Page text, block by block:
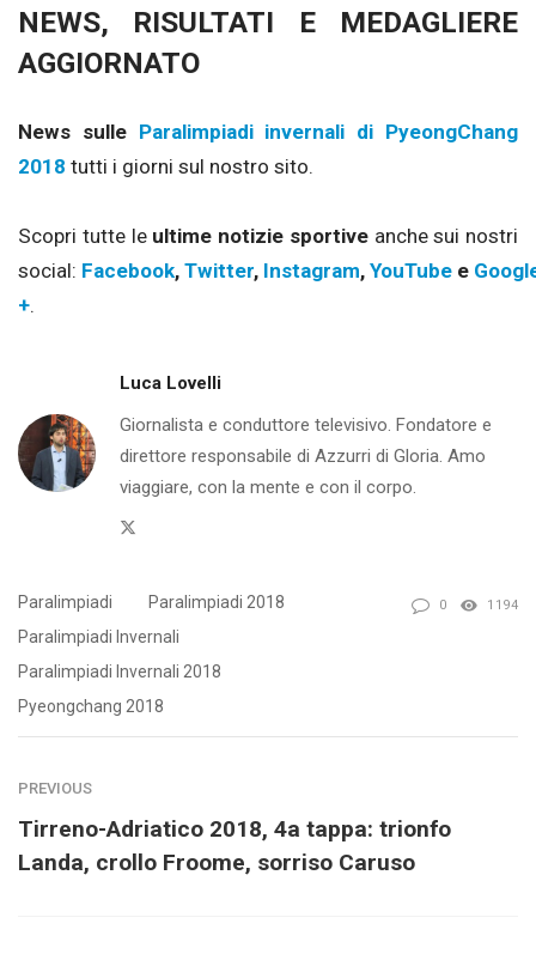
NEWS, RISULTATI E MEDAGLIERE
AGGIORNATO
News sulle Paralimpiadi invernali di PyeongChang
2018 tutti i giorni sul nostro sito.
Scopri tutte le ultime notizie sportiveanche sui nostri
social: Facebook, Twitter, Instagram, YouTube e
+.
Luca Lovelli
Giornalista e conduttore televisivo. Fondatore e
direttore responsabile di Azzurri di Gloria. Amo
viaggiare, con la mente e con il corpo.
Paralimpiadi
Paralimpiadi 2018
Paralimpiadi Invernali
Paralimpiadi Invernali 2018
Pyeongchang 2018
0 1194
PREVIOUS
Tirreno-Adriatico 2018, 4a tappa: trionfo
Landa, crollo Froome, sorriso Caruso